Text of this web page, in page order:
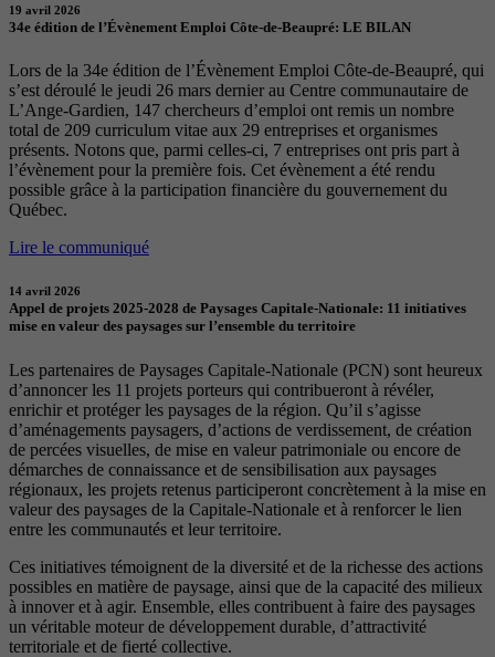
19 avril 2026
34e édition de l’Évènement Emploi Côte-de-Beaupré: LE BILAN
Lors de la 34e édition de l’Évènement Emploi Côte-de-Beaupré, qui
s’est déroulé le jeudi 26 mars dernier au Centre communautaire de
L’Ange-Gardien, 147 chercheurs d’emploi ont remis un nombre
total de 209 curriculum vitae aux 29 entreprises et organismes
présents. Notons que, parmi celles-ci, 7 entreprises ont pris part à
l’évènement pour la première fois. Cet évènement a été rendu
possible grâce à la participation financière du gouvernement du
Québec.
Lire le communiqué
14 avril 2026
Appel de projets 2025-2028 de Paysages Capitale-Nationale: 11 initiatives
mise en valeur des paysages sur l’ensemble du territoire
Les partenaires de Paysages Capitale-Nationale (PCN) sont heureux
d’annoncer les 11 projets porteurs qui contribueront à révéler,
enrichir et protéger les paysages de la région. Qu’il s’agisse
d’aménagements paysagers, d’actions de verdissement, de création
de percées visuelles, de mise en valeur patrimoniale ou encore de
démarches de connaissance et de sensibilisation aux paysages
régionaux, les projets retenus participeront concrètement à la mise en
valeur des paysages de la Capitale-Nationale et à renforcer le lien
entre les communautés et leur territoire.
Ces initiatives témoignent de la diversité et de la richesse des actions
possibles en matière de paysage, ainsi que de la capacité des milieux
à innover et à agir. Ensemble, elles contribuent à faire des paysages
un véritable moteur de développement durable, d’attractivité
territoriale et de fierté collective.